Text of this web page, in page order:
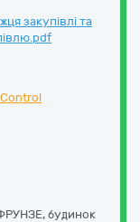
закупівлі та
будинок